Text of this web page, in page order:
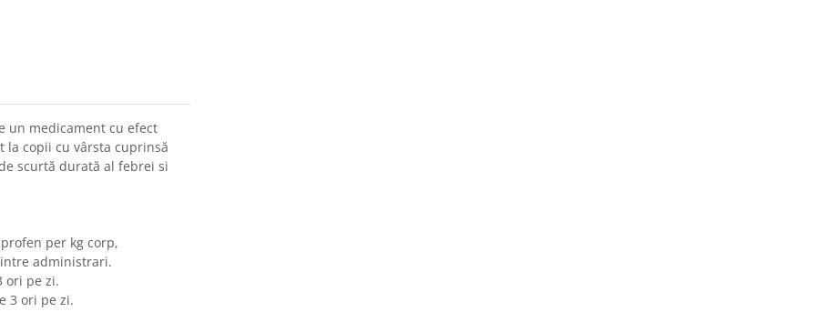
un medicament cu efect
copii cu vârsta cuprinsă
scurtă durată al febrei si
per kg corp,
administrari.
ori pe zi.
3 ori pe zi.